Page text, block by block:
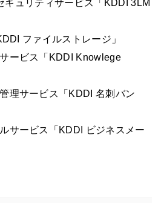
キュリティサービス「KDDI 3LM
ファイルストレージ」
ービス「KDDI Knowlege
理サービス「KDDI 名刺バン
サービス「KDDI ビジネスメー